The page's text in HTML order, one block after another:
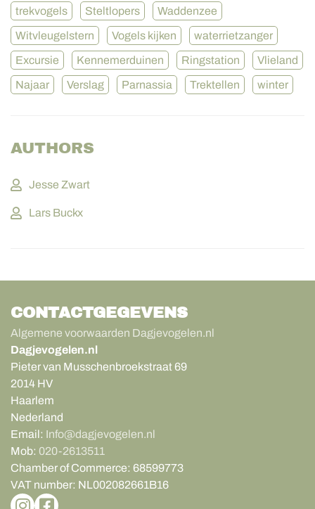
trekvogels Steltlopers Waddenzee
Witvleugelstern Vogels kijken waterrietzanger
Excursie Kennemerduinen Ringstation Vlieland
Najaar Verslag Parnassia Trektellen winter
AUTHORS
Jesse Zwart
Lars Buckx
CONTACTGEGEVENS
Algemene voorwaarden Dagjevogelen.nl
Dagjevogelen.nl
Pieter van Musschenbroekstraat 69
2014 HV
Haarlem
Nederland
Email: Info@dagjevogelen.nl
Mob: 020-2613511
Chamber of Commerce: 68599773
VAT number: NL002082661B16